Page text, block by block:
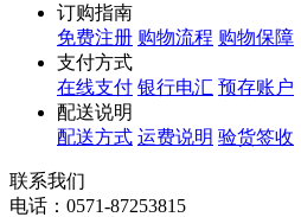
订购指南
免费注册 购物流程 购物保障
支付方式
在线支付 银行电汇 预存账户
配送说明
配送方式 运费说明 验货签收
联系我们
电话：0571-87253815